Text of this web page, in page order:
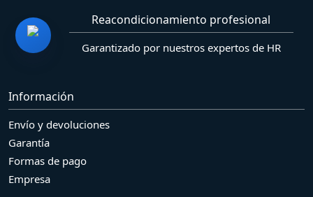
Reacondicionamiento profesional
Garantizado por nuestros expertos de HR
Información
Envío y devoluciones
Garantía
Formas de pago
Empresa